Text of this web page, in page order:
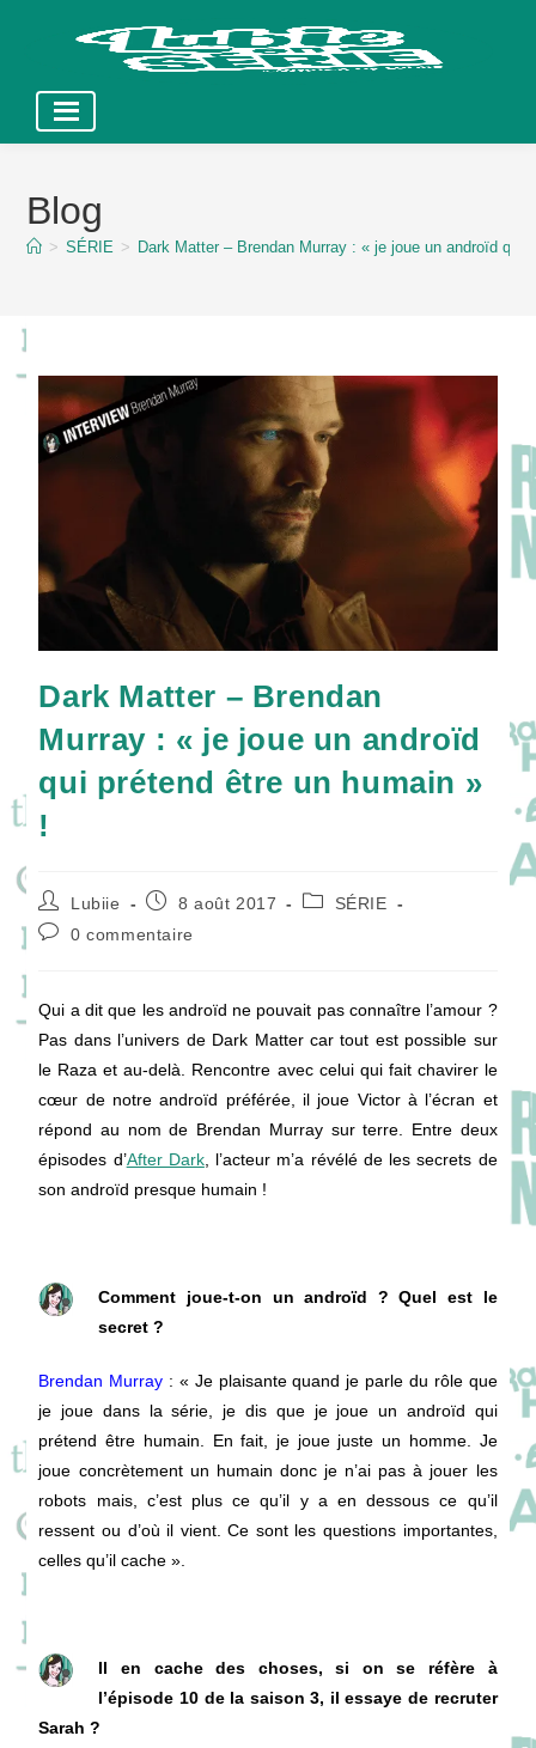
contentBlog
> SÉRIE > Dark Matter – Brendan Murray : « je joue un androïd qui
Dark Matter – Brendan
Murray : « je joue un androïd
qui prétend être un humain »
!
Auteur/autrice
de
la
Lubiie
Publication
8 août 2017
PostSÉRIE
Commentaires
0 commentaire
Qui a dit que les androïd ne pouvait pas connaître l’amour ?
Pas dans l’univers de Dark Matter car tout est possible sur
le Raza et au-delà. Rencontre avec celui qui fait chavirer le
cœur de notre androïd préférée, il joue Victor à l’écran et
répond au nom de Brendan Murray sur terre. Entre deux
épisodes d’After Dark, l’acteur m’a révélé de les secrets de
son androïd presque humain !
Comment joue-t-on un androïd ? Quel est le
secret ?
Brendan Murray : « Je plaisante quand je parle du rôle que
je joue dans la série, je dis que je joue un androïd qui
prétend être humain. En fait, je joue juste un homme. Je
joue concrètement un humain donc je n’ai pas à jouer les
robots mais, c’est plus ce qu’il y a en dessous ce qu’il
ressent ou d’où il vient. Ce sont les questions importantes,
celles qu’il cache ».
Il en cache des choses, si on se réfère à
l’épisode 10 de la saison 3, il essaye de recruter
Sarah ?